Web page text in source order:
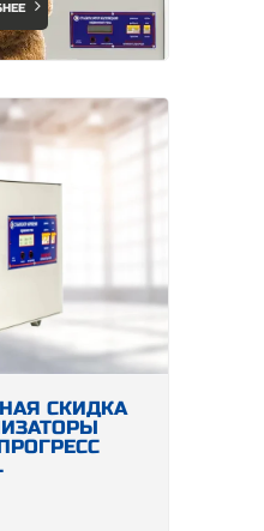
СКИДКА